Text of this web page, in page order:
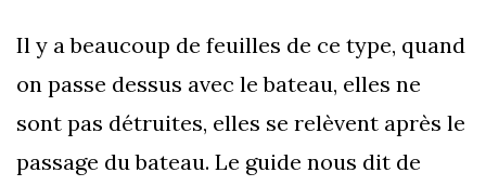
Il y a beaucoup de feuilles de ce type, quand
on passe dessus avec le bateau, elles ne
sont pas détruites, elles se relèvent après le
passage du bateau. Le guide nous dit de